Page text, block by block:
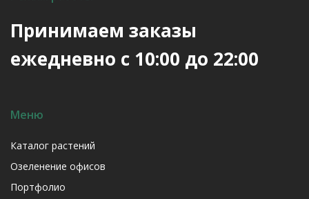
Принимаем заказы
ежедневно с 10:00 до 22:00
Меню
Каталог растений
Озеленение офисов
Портфолио